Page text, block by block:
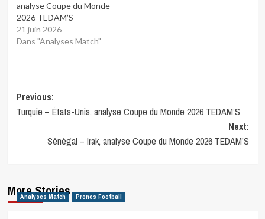
analyse Coupe du Monde
2026 TEDAM’S
21 juin 2026
Dans "Analyses Match"
Post
navigation
Previous:
Turquie – États-Unis, analyse Coupe du Monde 2026 TEDAM’S
Next:
Sénégal – Irak, analyse Coupe du Monde 2026 TEDAM’S
More Stories
Analyses Match Pronos Football